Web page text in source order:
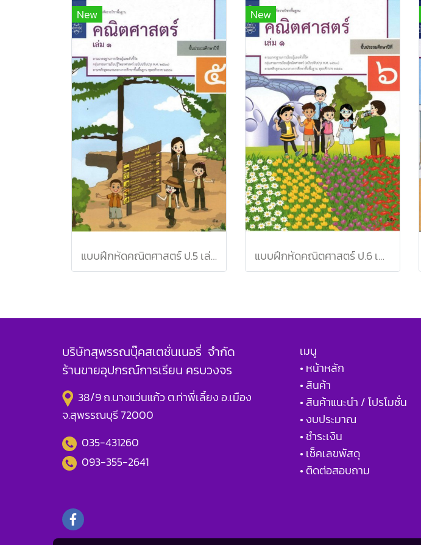
New
แบบฝึกหัดคณิตศาสตร์ ป.5 เล่ม 1 / สสวท.
New
แบบฝึกหัดคณิตศาสตร์ ป.6 เล่ม 1 / สสวท.
บริษัทสุพรรณบุ๊คสเตชั่นเนอรี่ จำกัด
ร้านขายอุปกรณ์การเรียน ครบวงจร
38/9 ถ.นางแว่นแก้ว ต.ท่าพี่เลี้ยง อ.เมือง
จ.สุพรรณบุรี 72000
035-431260
093-355-2641
เมนู
• หน้าหลัก
• สินค้า
• สินค้าแนะนำ / โปรโมชั่น
• งบประมาณ
• ชำระเงิน
• เช็คเลขพัสดุ
• ติดต่อสอบถาม